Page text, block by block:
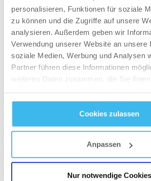
personalisieren, Funktionen für soziale
zu können und die Zugriffe auf unsere
analysieren. Außerdem geben wir
Verwendung unserer Website an unsere
soziale Medien, Werbung und Analysen
Partner führen diese Informationen
weiteren Daten zusammen, die Sie
gesammelt haben.
Datenschutz- undCookie-Richtlinien
Cookies zulassen
Anpassen
Nur notwendige Cookies
Die biologische
Wertigkeit selber
aufwerten
Der Rat, sich einfach an die
halten, die oben auf der Liste
umsetzbar. Veganer
oft anhören, dass ihre
minderwertig sind und sich ihre
für den Muskelaufbau eignet – so
aber nicht. Veganer müssen